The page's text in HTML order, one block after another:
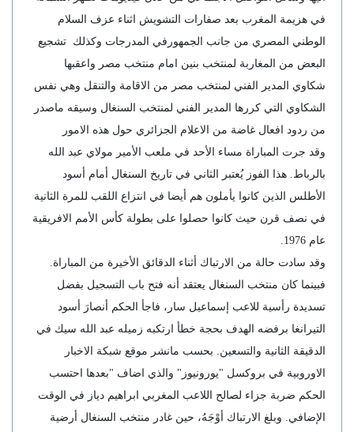
في هزيمة المغرب بعد صفارات التشويش اثناء عزف السلام
الوطني المصري من جانب الجمهورفي المدرجات وكذلك تشجيع
البعض من المغاربة لمنتخب بنين امام منتخب مصر واعقبها
شكاوي المدير الفني لمنتخب مصر من الاقامة والتنقل وهي نفس
الشكاوي التي كررها المدير الفني لمنتخب السنغال وسيقه ماصدر
من ردود افعال غاضة من الاعلام الجزائري حول هذه الامور
وقد جرت المباراة مساء الأحد في ملعب الأمير مولاي عبد الله
بالرباط. هذا الفوز يُعتبر الثاني في تاريخ السنغال أمام أسود
الأطلس الذين كانوا يأملون هم أيضا في انتزاع اللقب للمرة الثانية
في نصف قرن حيث كانوا حصلوا على بطولة كأس الأمم الافريقية
عام 1976.
وقد سادت حالة من الارتباك أثناء الدقائق الأخيرة من المباراة.
فبينما كان منتخب السنغال يعتقد أنه فتح باب التسجيل بفضل
تسديدة رأسية للاعب إسماعيل سار، فاجأ الحكم أنصارَ أسود
التيرانغا برفضه الهدف بحجة خطأ ارتكبه زميله عبد الله سيك في
الدقيقة الثانية والتسعين. بحسب مانشر موقع شبكة الاخبار
الاوروبية في بروكسل "يورونيوز" والذي اضاف "بعدها احتسب
الحكم ضربة جزاء لصالح اللاعب المغربي ابراهيم دياز في الوقت
الإضافي. وبلغ الارتباك أوْجَهُ، حين غادر منتخب السنغال أرضية